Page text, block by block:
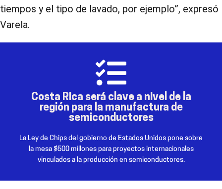
tiempos y el tipo de lavado, por ejemplo”, expresó
Varela.
Costa Rica será clave a nivel de la
región para la manufactura de
semiconductores
La Ley de Chips del gobierno de Estados Unidos pone sobre
la mesa $500 millones para proyectos internacionales
vinculados a la producción en semiconductores.
U Fidélitas tiene abiertos los
siguientes técnicos:
Técnico Básico en Manufactura de Semiconductores y el
Técnico Básico en Desarrollo de Sistemas Embebidos
Accedé aquí a más información